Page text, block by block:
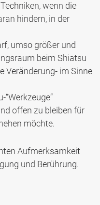
wenn die
hindern, in der
umso größer und
beim Shiatsu
Veränderung- im Sinne
“Werkzeuge“
offen zu bleiben für
möchte.
Aufmerksamkeit
und Berührung.